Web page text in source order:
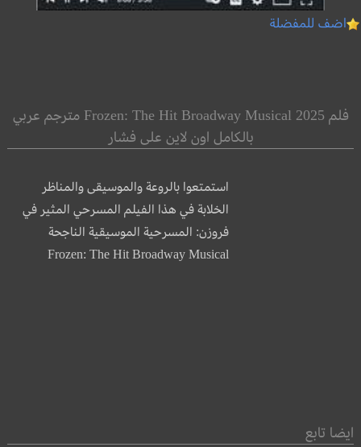
اضف للمفضلة
فلم Frozen: The Hit Broadway Musical 2025 مترجم عربي
بالكامل اون لاين على فشار
استمتعوا بالروعة والموسيقى والمناظر
الخلابة في هذا الفيلم المسرحي المثير في
فروزن: المسرحية الموسيقية الناجحة
Frozen: The Hit Broadway Musical
ايضا تابع